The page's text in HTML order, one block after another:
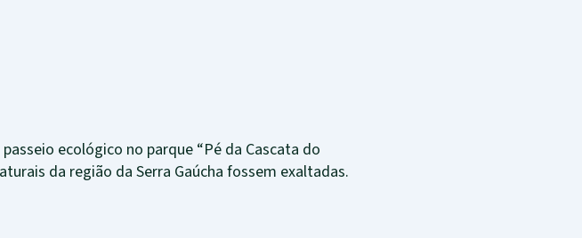
ecológico no parque “Pé da Cascata do
da região da Serra Gaúcha fossem exaltadas.